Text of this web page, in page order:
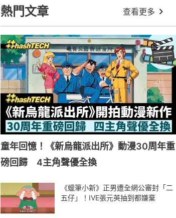
熱門文章 查看更多
童年回憶！《新烏龍派出所》動漫30周年重
磅回歸 4主角聲優全換
《蠟筆小新》正男遭全網公審封「二
五仔」！IVE張元英抽到都嫌棄